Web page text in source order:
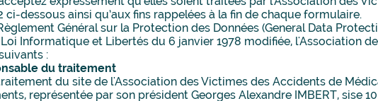
ci-dessous ainsi qu’aux fins rappelées à la fin de chaque formulaire.
Général sur la Protection des Données (General Data
Loi Informatique et Libertés du 6 janvier 1978 modifiée, l'Association
:
du traitement
du site de l'Association des Victimes des Accidents de
représentée par son président Georges Alexandre IMBERT, sise